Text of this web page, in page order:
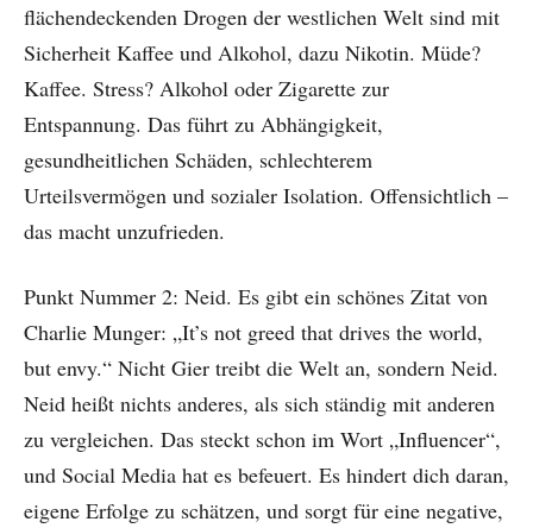
flächendeckenden Drogen der westlichen Welt sind mit
Sicherheit Kaffee und Alkohol, dazu Nikotin. Müde?
Kaffee. Stress? Alkohol oder Zigarette zur
Entspannung. Das führt zu Abhängigkeit,
gesundheitlichen Schäden, schlechterem
Urteilsvermögen und sozialer Isolation. Offensichtlich –
das macht unzufrieden.
Punkt Nummer 2: Neid. Es gibt ein schönes Zitat von
Charlie Munger: „It’s not greed that drives the world,
but envy.“ Nicht Gier treibt die Welt an, sondern Neid.
Neid heißt nichts anderes, als sich ständig mit anderen
zu vergleichen. Das steckt schon im Wort „Influencer“,
und Social Media hat es befeuert. Es hindert dich daran,
eigene Erfolge zu schätzen, und sorgt für eine negative,